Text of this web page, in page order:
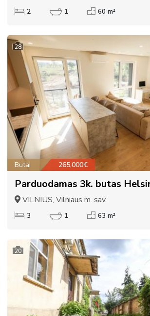
2 1 60 m²
28
Butai 265,000€
Parduodamas 3k. butas
VILNIUS, Vilniaus m. sav.
3 1 63 m²
20